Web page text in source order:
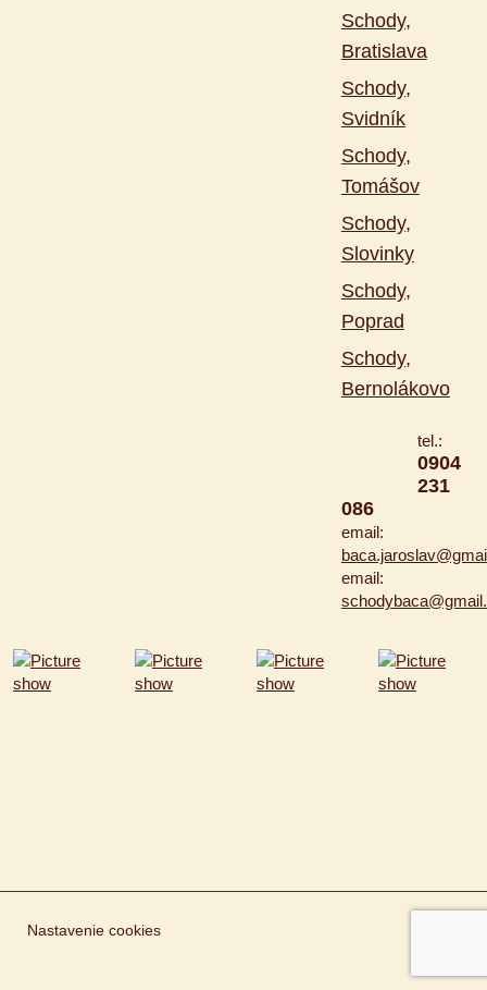
Schody,
Bratislava
Schody,
Svidník
Schody,
Tomášov
Schody,
Slovinky
Schody,
Poprad
Schody,
Bernolákovo
tel.:
0904
231
086
email:
email:
Nastavenie cookies